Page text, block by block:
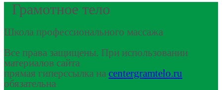
Грамотное тело
Школа профессионального массажа
Все права защищены. При использовании
материалов сайта
прямая гиперссылка на centergramtelo.ru
обязательна